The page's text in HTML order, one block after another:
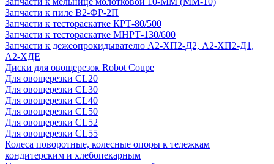
Запчасти к пиле В2-ФР-2П
Запчасти к тестораскатке КРТ-80/500
Запчасти к тестораскатке МНРТ-130/600
Запчасти к деже­опрокидывателю А2-ХП2-Д2, А2-ХП2-Д1,
А2-ХДЕ
Диски для овощерезок Robot Coupe
Для овощерезки CL20
Для овощерезки CL30
Для овощерезки CL40
Для овощерезки CL50
Для овощерезки CL52
Для овощерезки CL55
Колеса поворотные, колесные опоры к тележкам
кондитерским и хлебопекарным